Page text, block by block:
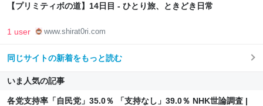
【プリミティボの道】14日目 - ひとり旅、ときどき日常
1 user www.shirat0ri.com
同じサイトの新着をもっと読む
いま人気の記事
各党支持率「自民党」35.0％ 「支持なし」39.0％ NHK世論調査 |